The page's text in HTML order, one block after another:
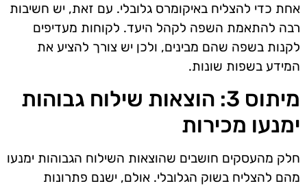
אחת כדי להצליח באיקומרס גלובלי. עם זאת, יש חשיבות
רבה להתאמת השפה לקהל היעד. לקוחות מעדיפים
לקנות בשפה שהם מבינים, ולכן יש צורך להציע את
המידע בשפות שונות.
מיתוס 3: הוצאות שילוח גבוהות
ימנעו מכירות
חלק מהעסקים חושבים שהוצאות השילוח הגבוהות ימנעו
מהם להצליח בשוק הגלובלי. אולם, ישנם פתרונות